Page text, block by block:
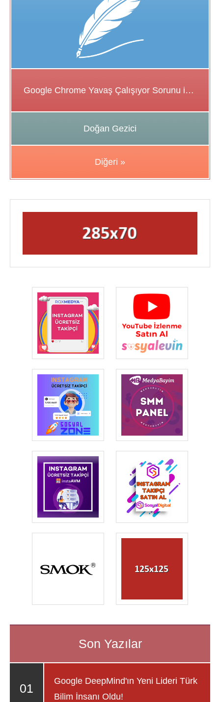
Google Chrome Yavaş Çalışıyor Sorunu için Çözüm Önerileri
Doğan Gezici
Diğeri »
Google DeepMind'ın Yeni Lideri Türk
Bilim İnsanı Oldu!